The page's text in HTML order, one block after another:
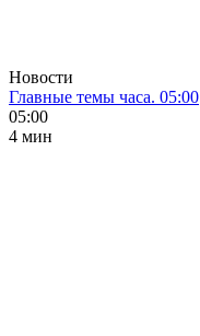
Новости
Главные темы часа. 05:00
05:00
4 мин